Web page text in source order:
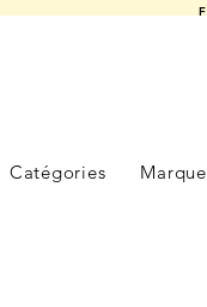
Catégories